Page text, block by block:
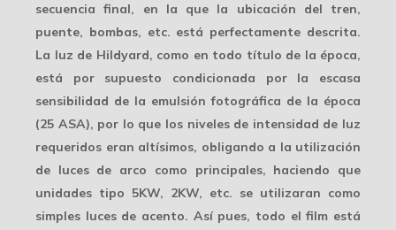
secuencia final, en la que la ubicación del tren,
puente, bombas, etc. está perfectamente descrita.
La luz de Hildyard, como en todo título de la época,
está por supuesto condicionada por la escasa
sensibilidad de la emulsión fotográfica de la época
(25 ASA), por lo que los niveles de intensidad de luz
requeridos eran altísimos, obligando a la utilización
de luces de arco como principales, haciendo que
unidades tipo 5KW, 2KW, etc. se utilizaran como
simples luces de acento. Así pues, todo el film está